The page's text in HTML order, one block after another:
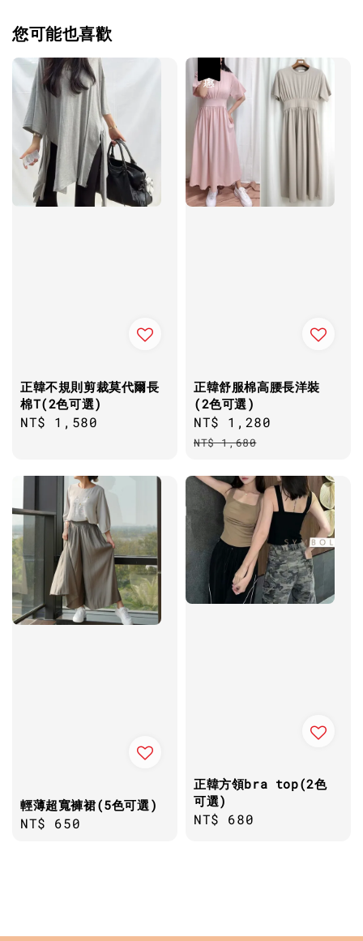
您可能也喜歡
正韓不規則剪裁莫代爾長
棉T(2色可選)
Regular
NT$ 1,580
正韓舒服棉高腰長洋裝
(2色可選)
Sale
price
NT$ 1,280
NT$ 1,680
輕薄超寬褲裙(5色可選)
Regular
NT$ 650
正韓方領bra top(2色
可選)
Regular
NT$ 680